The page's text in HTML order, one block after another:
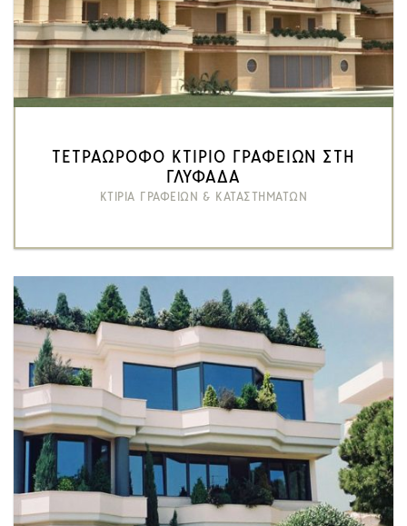
ΤΕΤΡΑΩΡΟΦΟ ΚΤΙΡΙΟ ΓΡΑΦΕΙΩΝ ΣΤΗ
ΓΛΥΦΑΔΑ
ΚΤΙΡΙΑ ΓΡΑΦΕΙΩΝ & ΚΑΤΑΣΤΗΜΑΤΩΝ